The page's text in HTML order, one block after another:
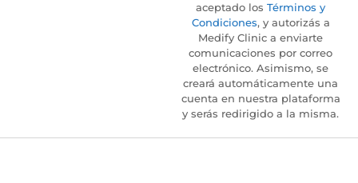
aceptado los Términos y
Condiciones, y autorizás a
Medify Clinic a enviarte
comunicaciones por correo
electrónico. Asimismo, se
creará automáticamente una
cuenta en nuestra plataforma
y serás redirigido a la misma.